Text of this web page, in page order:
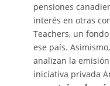
pensiones
interés en otras
Teachers, un
ese país.
analizan la
iniciativa privada